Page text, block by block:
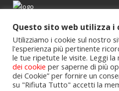
Powered byPortalclub.
Questo sito web utilizza i
Utilizziamo i cookie sul nostro
l'esperienza più pertinente
le tue ripetute le visite. Leggi la
dei cookie per saperne di più
dei Cookie” per fornire un
su "Rifiuta Tutto" accetti la